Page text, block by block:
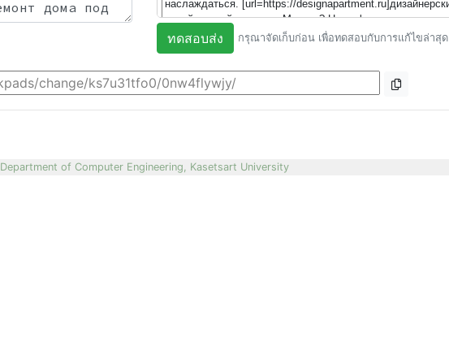
ทดสอบส่ง กรุณาจัดเก็บก่อน เพื่อทดสอบกับการแก้ไขล่าสุด
Department of Computer Engineering, Kasetsart University